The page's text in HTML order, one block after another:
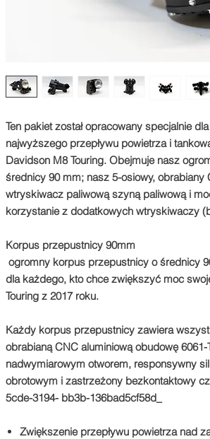
Ten pakiet został opracowany specjalnie
najwyższego przepływu powietrza i
Davidson M8 Touring. Obejmuje nasz
średnicy 90 mm; nasz 5-osiowy,
wtryskiwacz paliwową szyną paliwową i
korzystanie z dodatkowych wtryskiwaczy
Korpus przepustnicy 90mm
ogromny korpus przepustnicy o średnicy
dla każdego, kto chce zwiększyć moc
Touring z 2017 roku.
Każdy korpus przepustnicy zawiera
obrabianą CNC aluminiową obudowę
nadwymiarowym otworem, responsywny
obrotowym i zastrzeżony bezkontaktowy
5cde-3194- bb3b-136bad5cf58d_
Zwiększenie przepływu powietrza nad